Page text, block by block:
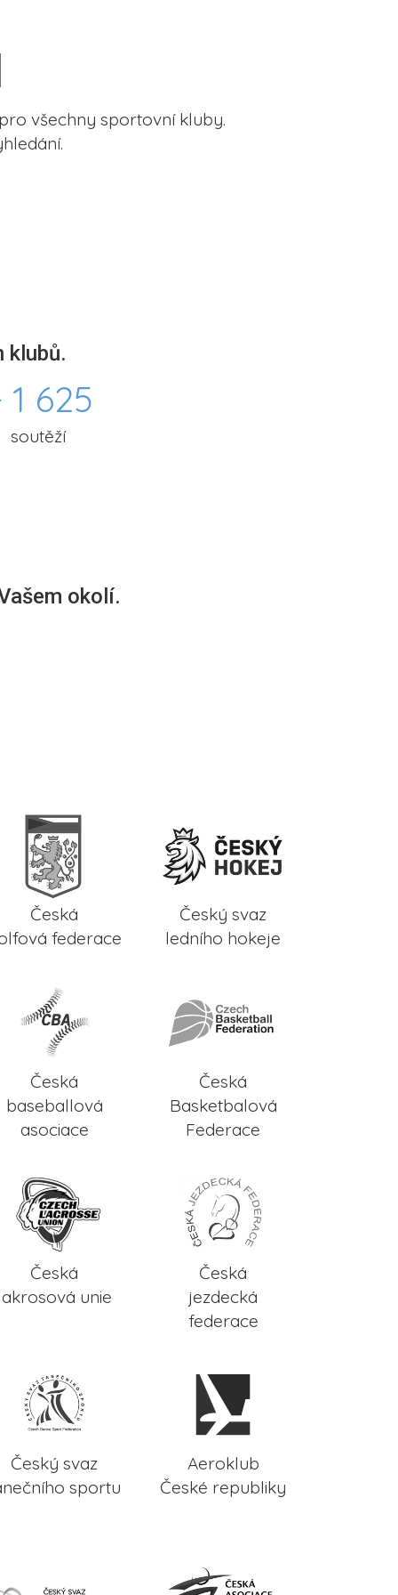
všechny sportovní kluby.
klubů.
1 625
soutěží
okolí.
Česká
federace
Český svaz
ledního hokeje
Česká
baseballová
asociace
Česká
Basketbalová
Federace
Česká
unie
Česká
jezdecká
federace
Český svaz
sportu
Aeroklub
České republiky